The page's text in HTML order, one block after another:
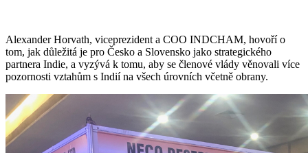
Alexander Horvath, viceprezident a COO INDCHAM, hovoří o
tom, jak důležitá je pro Česko a Slovensko jako strategického
partnera Indie, a vyzývá k tomu, aby se členové vlády věnovali více
pozornosti vztahům s Indií na všech úrovních včetně obrany.